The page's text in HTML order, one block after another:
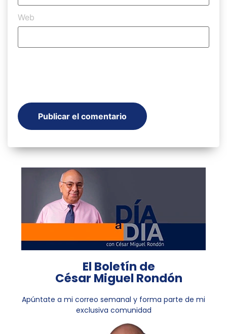
Web
El Boletín de
César Miguel Rondón
Apúntate a mi correo semanal y forma parte de mi
exclusiva comunidad